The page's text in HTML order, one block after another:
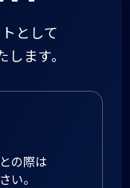
として
ます。
の際は
い。